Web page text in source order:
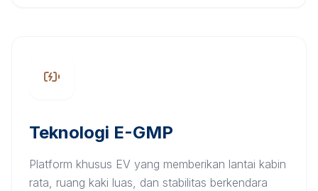
Teknologi E-GMP
Platform khusus EV yang memberikan lantai kabin
rata, ruang kaki luas, dan stabilitas berkendara